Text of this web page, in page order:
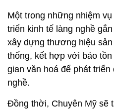
Một trong những nhiệm
triển kinh tế làng nghề
xây dựng thương hiệu
thống, kết hợp với bảo
gian văn hoá để phát triển
nghề.
Đồng thời, Chuyên Mỹ sẽ